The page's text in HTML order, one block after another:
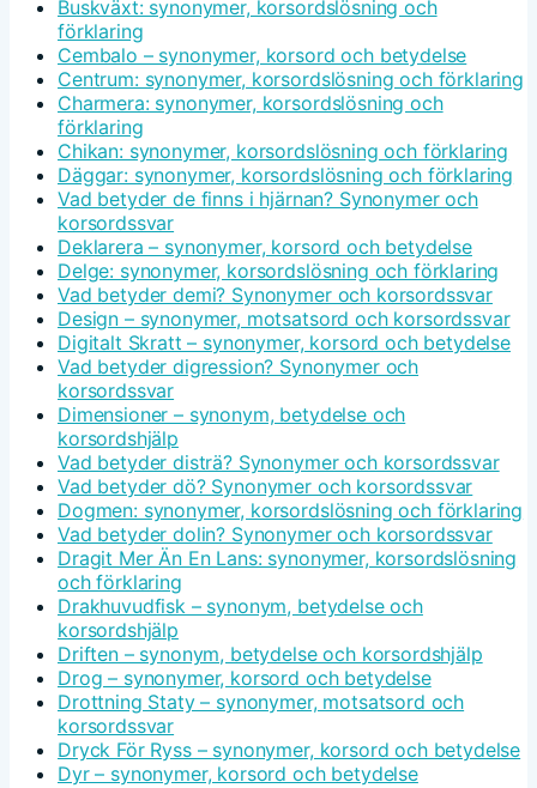
Buskväxt: synonymer, korsordslösning och
förklaring
Cembalo – synonymer, korsord och betydelse
Centrum: synonymer, korsordslösning och förklaring
Charmera: synonymer, korsordslösning och
förklaring
Chikan: synonymer, korsordslösning och förklaring
Däggar: synonymer, korsordslösning och förklaring
Vad betyder de finns i hjärnan? Synonymer och
korsordssvar
Deklarera – synonymer, korsord och betydelse
Delge: synonymer, korsordslösning och förklaring
Vad betyder demi? Synonymer och korsordssvar
Design – synonymer, motsatsord och korsordssvar
Digitalt Skratt – synonymer, korsord och betydelse
Vad betyder digression? Synonymer och
korsordssvar
Dimensioner – synonym, betydelse och
korsordshjälp
Vad betyder disträ? Synonymer och korsordssvar
Vad betyder dö? Synonymer och korsordssvar
Dogmen: synonymer, korsordslösning och förklaring
Vad betyder dolin? Synonymer och korsordssvar
Dragit Mer Än En Lans: synonymer, korsordslösning
och förklaring
Drakhuvudfisk – synonym, betydelse och
korsordshjälp
Driften – synonym, betydelse och korsordshjälp
Drog – synonymer, korsord och betydelse
Drottning Staty – synonymer, motsatsord och
korsordssvar
Dryck För Ryss – synonymer, korsord och betydelse
Dyr – synonymer, korsord och betydelse